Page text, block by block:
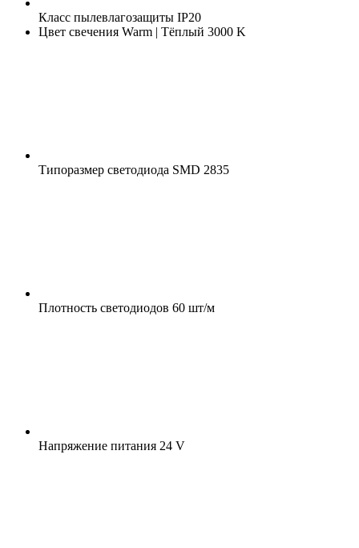
Класс пылевлагозащиты IP20
Цвет свечения Warm | Тёплый 3000 K
Типоразмер светодиода SMD 2835
Плотность светодиодов 60 шт/м
Напряжение питания 24 V